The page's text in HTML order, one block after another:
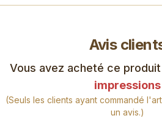
Avis
Vous avez acheté ce produit
impressions
(Seuls les clients ayant commandé
un avis.)